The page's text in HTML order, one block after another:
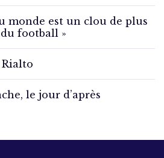
monde est un clou de plus
football »
Rialto
le jour d’après